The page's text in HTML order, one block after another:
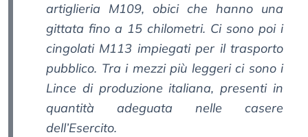
artiglieria M109, obici che hanno una
gittata fino a 15 chilometri. Ci sono poi i
cingolati M113 impiegati per il trasporto
pubblico. Tra i mezzi più leggeri ci sono i
Lince di produzione italiana, presenti in
quantità adeguata nelle casere
dell’Esercito.